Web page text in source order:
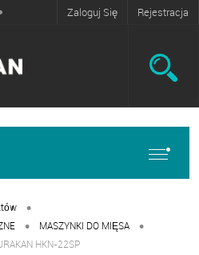
Zaloguj Się Rejestracja
•
• MASZYNKI DO MIĘSA •
HKN-22SP